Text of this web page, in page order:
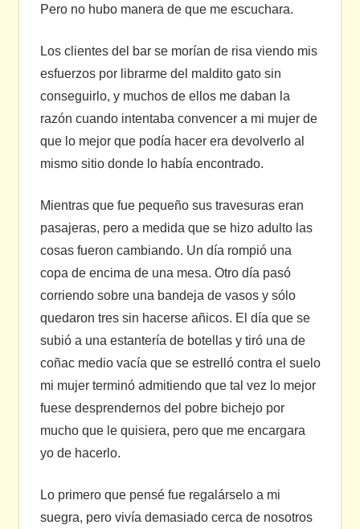
Pero no hubo manera de que me escuchara.
Los clientes del bar se morían de risa viendo mis
esfuerzos por librarme del maldito gato sin
conseguirlo, y muchos de ellos me daban la
razón cuando intentaba convencer a mi mujer de
que lo mejor que podía hacer era devolverlo al
mismo sitio donde lo había encontrado.
Mientras que fue pequeño sus travesuras eran
pasajeras, pero a medida que se hizo adulto las
cosas fueron cambiando. Un día rompió una
copa de encima de una mesa. Otro día pasó
corriendo sobre una bandeja de vasos y sólo
quedaron tres sin hacerse añicos. El día que se
subió a una estantería de botellas y tiró una de
coñac medio vacía que se estrelló contra el suelo
mi mujer terminó admitiendo que tal vez lo mejor
fuese desprendernos del pobre bichejo por
mucho que le quisiera, pero que me encargara
yo de hacerlo.
Lo primero que pensé fue regalárselo a mi
suegra, pero vivía demasiado cerca de nosotros